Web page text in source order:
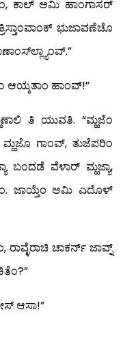
ಕಾಲ್ ಆಮಿ ಹಾಂಗಾಸರ್
ಭುಜಾವಣೆಚೊ
ಆಯ್ಕತಾಂ ಹಾಂವ್!”
ತಿ ಯುವತಿ. “ಮ್ಹಜೆಂ
ಗಾಂವ್, ತುಜೆಪರಿಂ
ಬಂದಡೆ ವೆಳಾರ್ ಮ್ಹಜ್ಯಾ,
ಜಾಯ್ತೆಂ ಆಮಿ ಎದೊಳ್
ರಾವ್ಳೆರಾಚಿ ಚಾಕರ್ನ್ ಜಾವ್ನ್
ಆಸಾ!”